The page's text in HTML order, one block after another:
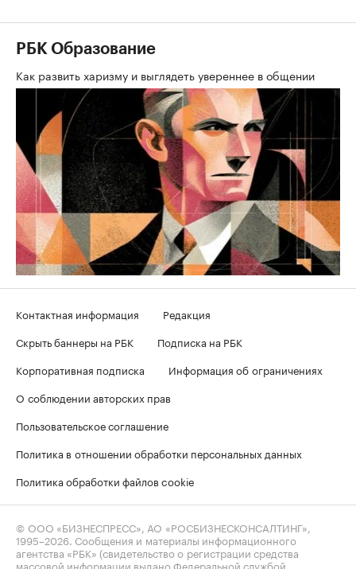
РБК Образование
Как развить харизму и выглядеть увереннее в общении
Контактная информация
Редакция
Скрыть баннеры на РБК
Подписка на РБК
Корпоративная подписка
Информация об ограничениях
О соблюдении авторских прав
Пользовательское соглашение
Политика в отношении обработки персональных данных
Политика обработки файлов cookie
© ООО «БИЗНЕСПРЕСС», АО «РОСБИЗНЕСКОНСАЛТИНГ»,
1995–2026 . Сообщения и материалы информационного
агентства «РБК» (свидетельство о регистрации средства
массовой информации выдано Федеральной службой